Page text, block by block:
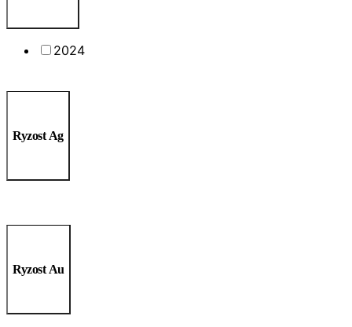
2024
Ryzost Ag
Ryzost Au